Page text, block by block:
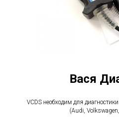
Вася
VCDS необходим для
(Audi,